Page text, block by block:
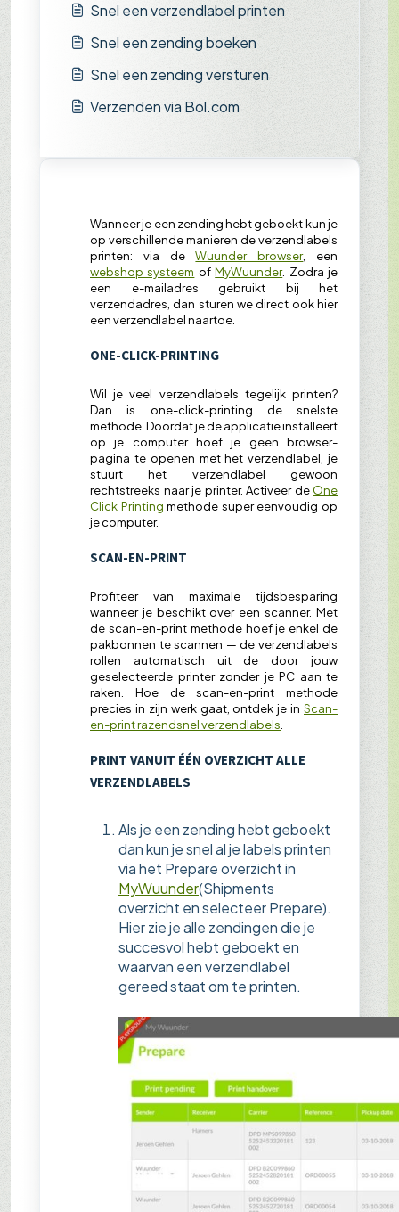
Snel een verzendlabel printen
Snel een zending boeken
Snel een zending versturen
Verzenden via Bol.com
Wanneer je een zending hebt geboekt kun je
op verschillende manieren de verzendlabels
printen: via deWuunder browser, een
webshop systeem ofMyWuunder. Zodra je
een e-mailadres gebruikt bij het
verzendadres, dan sturen we direct ook hier
een verzendlabel naartoe.
ONE-CLICK-PRINTING
Wil je veel verzendlabels tegelijk printen?
Dan is one-click-printing de snelste
methode. Doordat je de applicatie installeert
op je computer hoef je geen browser-
pagina te openen met het verzendlabel, je
stuurt het verzendlabel gewoon
rechtstreeks naar je printer. Activeer de One
Click Printing methode super eenvoudig op
je computer.
SCAN-EN-PRINT
Profiteer van maximale tijdsbesparing
wanneer je beschikt over een scanner. Met
de scan-en-print methode hoef je enkel de
pakbonnen te scannen — de verzendlabels
rollen automatisch uit de door jouw
geselecteerde printer zonder je PC aan te
raken. Hoe de scan-en-print methode
precies in zijn werk gaat, ontdek je in Scan-
en-print razendsnel verzendlabels
PRINT VANUIT ÉÉN OVERZICHT ALLE
VERZENDLABELS
Als je een zending hebt geboekt
dan kun je snel al je labels printen
via het Prepare overzicht in
MyWuunder(Shipments
overzicht en selecteer Prepare).
Hier zie je alle zendingen die je
succesvol hebt geboekt en
waarvan een verzendlabel
gereed staat om te printen.